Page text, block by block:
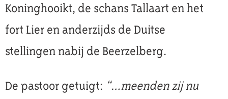
Koninghooikt, de schans Tallaart en het
fort Lier en anderzijds de Duitse
stellingen nabij de Beerzelberg.
De pastoor getuigt: “…meenden zij nu